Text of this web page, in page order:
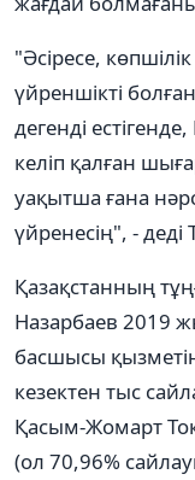
"Әсіресе,
үйреншікті
дегенді
келіп қалған
уақытша ғана
үйренесің", - деді
Қазақстанның
Назарбаев 2019
басшысы
кезектен тыс
Қасым-Жомарт
(ол 70,96%